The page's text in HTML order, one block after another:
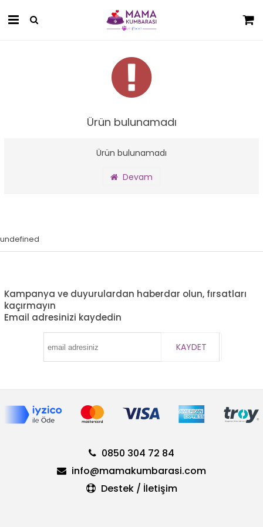
Ürün bulunamadı
Ürün bulunamadı
Devam
undefined
Kampanya ve duyurulardan haberdar olun, fırsatları
kaçırmayın
Email adresinizi kaydedin
KAYDET
0850 304 72 84
info@mamakumbarasi.com
Destek / İletişim